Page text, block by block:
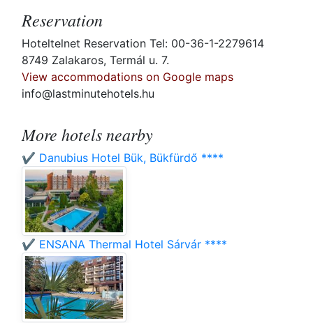
Reservation
Hoteltelnet Reservation Tel: 00-36-1-2279614
8749 Zalakaros, Termál u. 7.
View accommodations on Google maps
info@lastminutehotels.hu
More hotels nearby
✔️ Danubius Hotel Bük, Bükfürdő ****
✔️ ENSANA Thermal Hotel Sárvár ****